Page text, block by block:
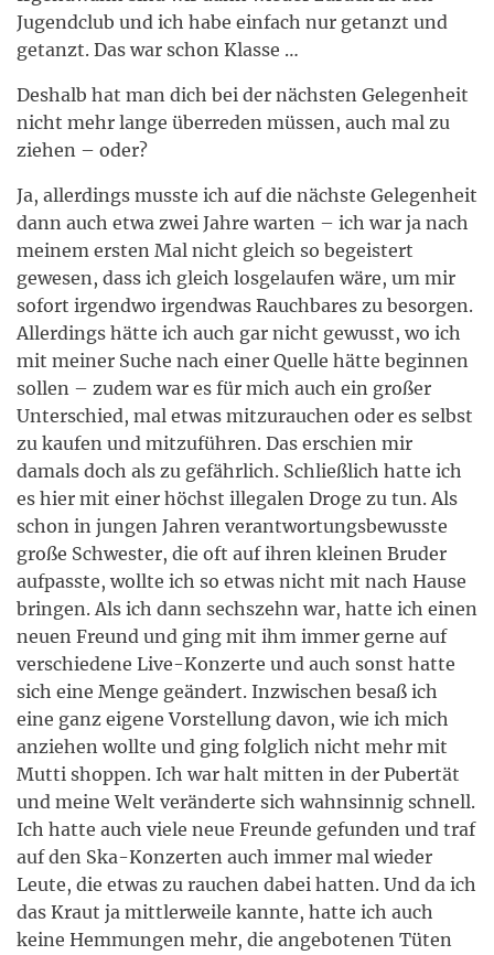
Jugendclub und ich habe einfach nur getanzt und
getanzt. Das war schon Klasse …
Deshalb hat man dich bei der nächsten Gelegenheit
nicht mehr lange überreden müssen, auch mal zu
ziehen – oder?
Ja, allerdings musste ich auf die nächste Gelegenheit
dann auch etwa zwei Jahre warten – ich war ja nach
meinem ersten Mal nicht gleich so begeistert
gewesen, dass ich gleich losgelaufen wäre, um mir
sofort irgendwo irgendwas Rauchbares zu besorgen.
Allerdings hätte ich auch gar nicht gewusst, wo ich
mit meiner Suche nach einer Quelle hätte beginnen
sollen – zudem war es für mich auch ein großer
Unterschied, mal etwas mitzurauchen oder es selbst
zu kaufen und mitzuführen. Das erschien mir
damals doch als zu gefährlich. Schließlich hatte ich
es hier mit einer höchst illegalen Droge zu tun. Als
schon in jungen Jahren verantwortungsbewusste
große Schwester, die oft auf ihren kleinen Bruder
aufpasste, wollte ich so etwas nicht mit nach Hause
bringen. Als ich dann sechszehn war, hatte ich einen
neuen Freund und ging mit ihm immer gerne auf
verschiedene Live-Konzerte und auch sonst hatte
sich eine Menge geändert. Inzwischen besaß ich
eine ganz eigene Vorstellung davon, wie ich mich
anziehen wollte und ging folglich nicht mehr mit
Mutti shoppen. Ich war halt mitten in der Pubertät
und meine Welt veränderte sich wahnsinnig schnell.
Ich hatte auch viele neue Freunde gefunden und traf
auf den Ska-Konzerten auch immer mal wieder
Leute, die etwas zu rauchen dabei hatten. Und da ich
das Kraut ja mittlerweile kannte, hatte ich auch
keine Hemmungen mehr, die angebotenen Tüten